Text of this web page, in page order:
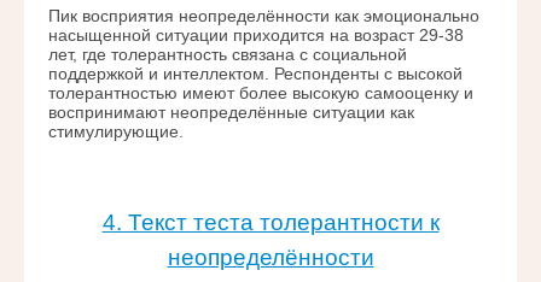
Пик восприятия неопределённости как эмоционально
насыщенной ситуации приходится на возраст 29-38
лет, где толерантность связана с социальной
поддержкой и интеллектом. Респонденты с высокой
толерантностью имеют более высокую самооценку и
воспринимают неопределённые ситуации как
стимулирующие.
4. Текст теста толерантности к
неопределённости